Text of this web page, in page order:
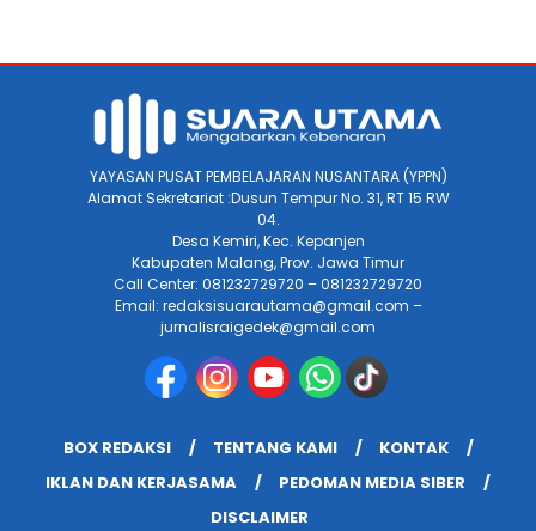
YAYASAN PUSAT PEMBELAJARAN NUSANTARA (YPPN)
Alamat Sekretariat :Dusun Tempur No. 31, RT 15 RW
04.
Desa Kemiri, Kec. Kepanjen
Kabupaten Malang, Prov. Jawa Timur
Call Center: 081232729720 – 081232729720
Email: redaksisuarautama@gmail.com –
jurnalisraigedek@gmail.com
BOX REDAKSI TENTANG KAMI
KONTAK
IKLAN DAN KERJASAMA
PEDOMAN MEDIA SIBER
DISCLAIMER